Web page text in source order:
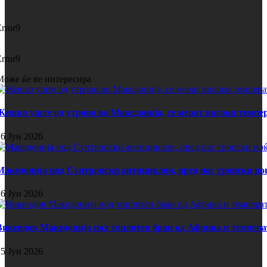
ќе ве интересира
уште од утрово во Македонија, се мерат високи
Јун 2026
под Суптропски антициклон, пред нас тропски
Јун 2026
Македонија под топлотен бран од Африка и
Јун 2026